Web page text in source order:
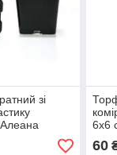
зі
6х6
60